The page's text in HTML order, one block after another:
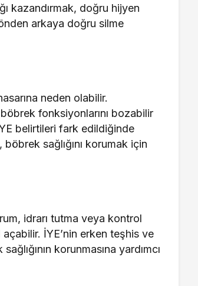
kazandırmak, doğru hijyen
arkaya doğru silme
neden olabilir.
fonksiyonlarını bozabilir
belirtileri fark edildiğinde
sağlığını korumak için
idrarı tutma veya kontrol
İYE’nin erken teşhis ve
korunmasına yardımcı